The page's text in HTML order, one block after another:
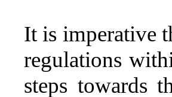
It is imperative
regulations
steps towards